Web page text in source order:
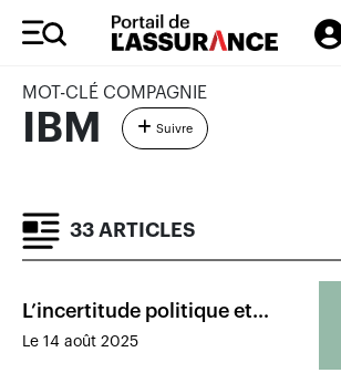
MOT-CLÉ COMPAGNIE
IBM Suivre
33 ARTICLES
L’incertitude politique et
économique ralentit le
Le 14 août 2025